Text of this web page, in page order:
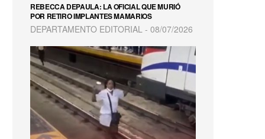
REBECCA DEPAULA: LA OFICIAL QUE MURIÓ
POR RETIRO IMPLANTES MAMARIOS
DEPARTAMENTO EDITORIAL 08/07/2026